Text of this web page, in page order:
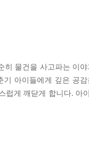
물건을 사고파는 이
아이들에게 깊은 공
럽게 깨닫게 합니다. 아